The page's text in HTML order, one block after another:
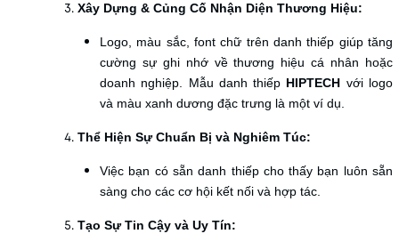
Xây Dựng & Củng Cố Nhận Diện Thương Hiệu:
Logo, màu sắc, font chữ trên danh thiếp giúp tăng
cường sự ghi nhớ về thương hiệu cá nhân hoặc
doanh nghiệp. Mẫu danh thiếp HIPTECH với logo
và màu xanh dương đặc trưng là một ví dụ.
Thể Hiện Sự Chuẩn Bị và Nghiêm Túc:
Việc bạn có sẵn danh thiếp cho thấy bạn luôn sẵn
sàng cho các cơ hội kết nối và hợp tác.
Tạo Sự Tin Cậy và Uy Tín: